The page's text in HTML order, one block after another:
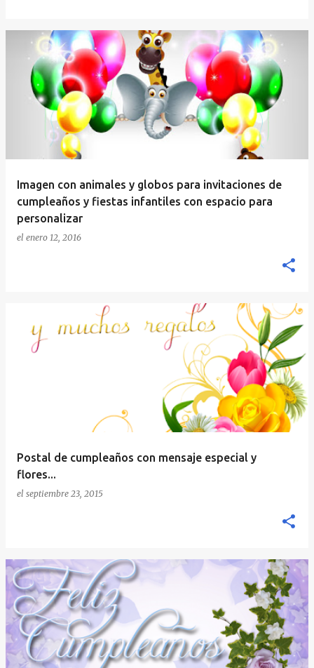
Imagen con animales y globos para invitaciones de
cumpleaños y fiestas infantiles con espacio para
personalizar
el enero 12, 2016
Postal de cumpleaños con mensaje especial y
flores...
el septiembre 23, 2015